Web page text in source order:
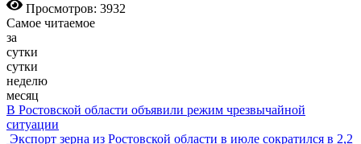
Просмотров: 3932
Самое читаемое
за
сутки
сутки
неделю
месяц
В Ростовской области объявили режим чрезвычайной
ситуации
Экспорт зерна из Ростовской области в июле сократился в 2,2